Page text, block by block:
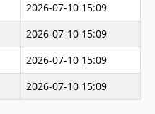
2026-07-10 15:09
2026-07-10 15:09
2026-07-10 15:09
2026-07-10 15:09